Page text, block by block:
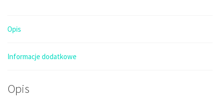
Opis
Informacje dodatkowe
Opis